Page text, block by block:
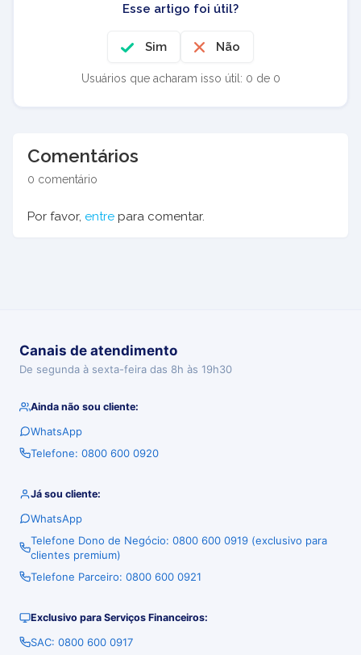
Esse artigo foi útil?
Sim Não
Usuários que acharam isso útil: 0 de 0
Comentários
0 comentário
Por favor, entre para comentar.
Canais de atendimento
De segunda à sexta-feira das 8h às 19h30
Ainda não sou cliente:
WhatsApp
Telefone: 0800 600 0920
Já sou cliente:
WhatsApp
Telefone Dono de Negócio: 0800 600 0919 (exclusivo para
clientes premium)
Telefone Parceiro: 0800 600 0921
Exclusivo para Serviços Financeiros:
SAC: 0800 600 0917